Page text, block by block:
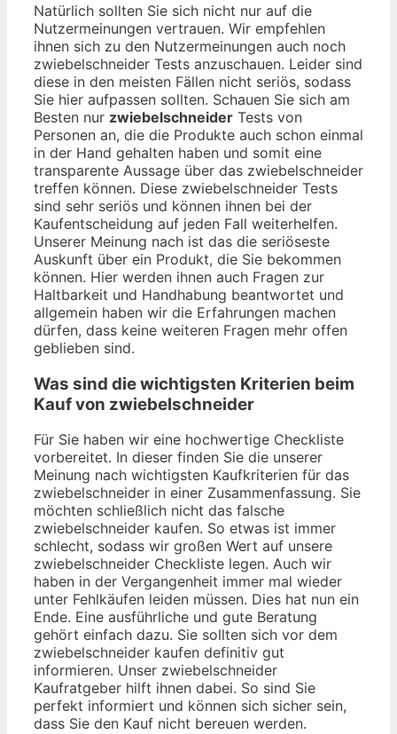
Natürlich sollten Sie sich nicht nur auf die
Nutzermeinungen vertrauen. Wir empfehlen
ihnen sich zu den Nutzermeinungen auch noch
zwiebelschneider Tests anzuschauen. Leider sind
diese in den meisten Fällen nicht seriös, sodass
Sie hier aufpassen sollten. Schauen Sie sich am
Besten nur zwiebelschneider Tests von
Personen an, die die Produkte auch schon einmal
in der Hand gehalten haben und somit eine
transparente Aussage über das zwiebelschneider
treffen können. Diese zwiebelschneider Tests
sind sehr seriös und können ihnen bei der
Kaufentscheidung auf jeden Fall weiterhelfen.
Unserer Meinung nach ist das die seriöseste
Auskunft über ein Produkt, die Sie bekommen
können. Hier werden ihnen auch Fragen zur
Haltbarkeit und Handhabung beantwortet und
allgemein haben wir die Erfahrungen machen
dürfen, dass keine weiteren Fragen mehr offen
geblieben sind.
Was sind die wichtigsten Kriterien beim
Kauf von zwiebelschneider
Für Sie haben wir eine hochwertige Checkliste
vorbereitet. In dieser finden Sie die unserer
Meinung nach wichtigsten Kaufkriterien für das
zwiebelschneider in einer Zusammenfassung. Sie
möchten schließlich nicht das falsche
zwiebelschneider kaufen. So etwas ist immer
schlecht, sodass wir großen Wert auf unsere
zwiebelschneider Checkliste legen. Auch wir
haben in der Vergangenheit immer mal wieder
unter Fehlkäufen leiden müssen. Dies hat nun ein
Ende. Eine ausführliche und gute Beratung
gehört einfach dazu. Sie sollten sich vor dem
zwiebelschneider kaufen definitiv gut
informieren. Unser zwiebelschneider
Kaufratgeber hilft ihnen dabei. So sind Sie
perfekt informiert und können sich sicher sein,
dass Sie den Kauf nicht bereuen werden.